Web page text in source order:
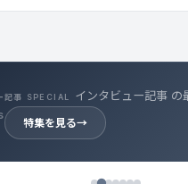
SPECIAL キャリア記事 の最新記事
特集を見る→